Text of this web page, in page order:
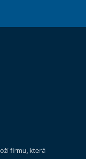
firmu, která